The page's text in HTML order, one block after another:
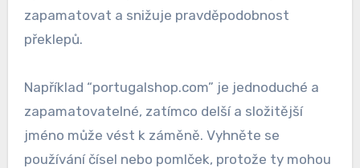
zapamatovat a snižuje pravděpodobnost
překlepů.
Například “portugalshop.com” je jednoduché a
zapamatovatelné, zatímco delší a složitější
jméno může vést k záměně. Vyhněte se
používání čísel nebo pomlček, protože ty mohou